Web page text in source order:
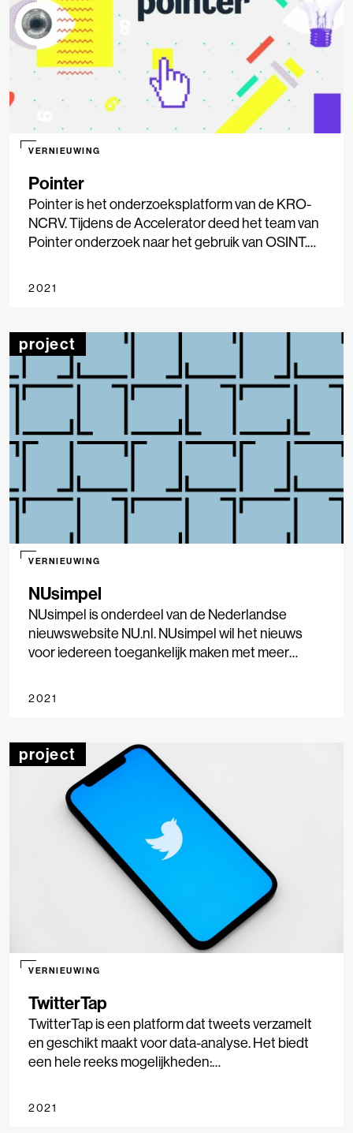
Pointer
VERNIEUWING
Pointer is het onderzoeksplatform van de KRO-
NCRV. Tijdens de Accelerator deed het team van
Pointer onderzoek naar het gebruik van OSINT.
analyseren van open bronnen zoals video’s en
2021
project
NUsimpel
VERNIEUWING
NUsimpel is onderdeel van de Nederlandse
nieuwswebsite NU.nl. NUsimpel wil het nieuws
voor iedereen toegankelijk maken met meer
2021
project
TwitterTap
VERNIEUWING
TwitterTap is een platform dat tweets verzamelt
en geschikt maakt voor data-analyse. Het biedt
een hele reeks mogelijkheden:
mensen, woorden en hashtags. Het visualiseert
2021